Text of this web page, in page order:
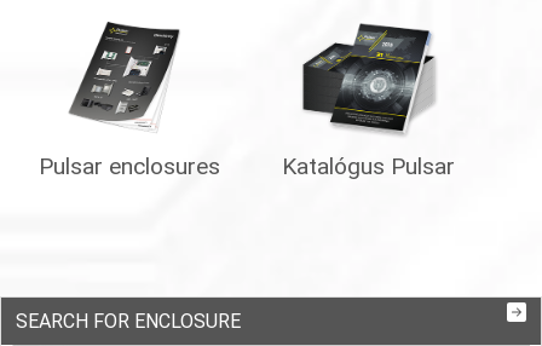
Pulsar enclosures Katalógus Pulsar
SEARCH FOR ENCLOSURE